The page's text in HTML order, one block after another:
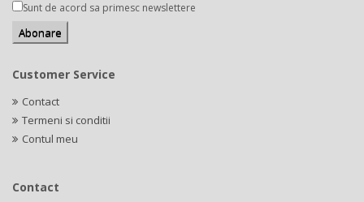
Sunt de acord sa primesc newslettere
Customer Service
Contact
Termeni si conditii
Contul meu
Contact